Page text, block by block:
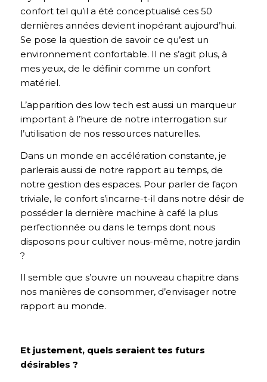
confort tel qu’il a été conceptualisé ces 50
dernières années devient inopérant aujourd’hui.
Se pose la question de savoir ce qu’est un
environnement confortable. Il ne s’agit plus, à
mes yeux, de le définir comme un confort
matériel.
L’apparition des low tech est aussi un marqueur
important à l’heure de notre interrogation sur
l’utilisation de nos ressources naturelles.
Dans un monde en accélération constante, je
parlerais aussi de notre rapport au temps, de
notre gestion des espaces. Pour parler de façon
triviale, le confort s’incarne-t-il dans notre désir de
posséder la dernière machine à café la plus
perfectionnée ou dans le temps dont nous
disposons pour cultiver nous-même, notre jardin
?
Il semble que s’ouvre un nouveau chapitre dans
nos manières de consommer, d’envisager notre
rapport au monde.
Et justement, quels seraient tes futurs
désirables ?